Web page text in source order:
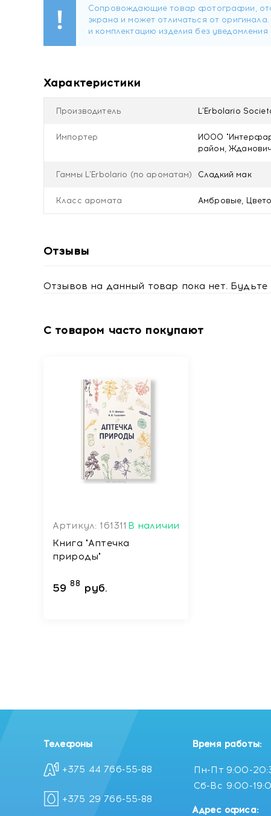
Ароматы : амбровые, цветочные
Состав
amino acids, Parfum (Fragrance), Glycerin,
sweet almond protein, Sodium lauroyl oat amino
chloride, Potassium sorbate, Sodium benzoate
Характеристики
Производитель L'Erbolario
Импортер
ИООО
район,
Гаммы L'Erbolario (по ароматам) Сладкий мак
Класс аромата Амбровые,
Отзывы
Отзывов на данный товар пока нет. Будьте
С товаром часто покупают
Артикул: 161311 В наличии
Книга "Аптечка
природы"
59 88 руб.
Телефоны
+375 44 766-55-88
+375 29 766-55-88
Время работы:
Пн-Пт 9:00-
Сб-Вс 9:00-
Адрес офиса: